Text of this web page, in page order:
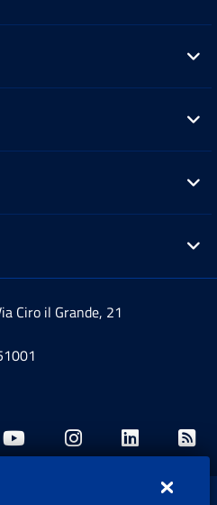
Ciro il Grande, 21
nuova finestra
una nuova finestra
Apre una nuova
Youtube: Apre una
Instagram: